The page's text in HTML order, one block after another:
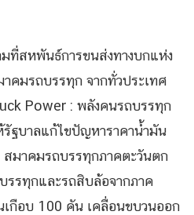
ที่สหพันธ์การขนส่งทางบกแห่ง
คมรถบรรทุก จากทั่วประเทศ
Power : พลังคนรถบรรทุก
รัฐบาลแก้ไขปัญหาราคาน้ำมัน
สมาคมรถบรรทุกภาคตะวันตก
รรทุกและรถสิบล้อจากภาค
กือบ 100 คัน เคลื่อนขบวนออก